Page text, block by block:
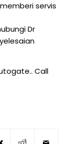
servis
Dr
Call